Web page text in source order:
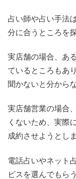
占い師や占い手法
分に合うところを
実店舗の場合、あ
ているところもあ
聞かないと分から
実店舗営業の場合
くないため、実際
成約させようとしま
電話占いやネット
ビスを選んでもら